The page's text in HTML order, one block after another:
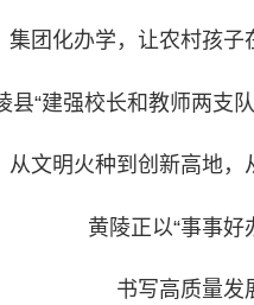
集团化办学，让农村孩子
县“建强校长和教师两支
从文明火种到创新高地，
黄陵正以“事事好
书写高质量发